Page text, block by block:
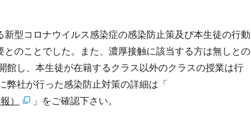
型コロナウイルス感染症の感染防止策及び本生徒の行動
のことでした。また、濃厚接触に該当する方は無しとの
し、本生徒が在籍するクラス以外のクラスの授業は行
社が行った感染防止対策の詳細は「
）
」をご確認下さい。